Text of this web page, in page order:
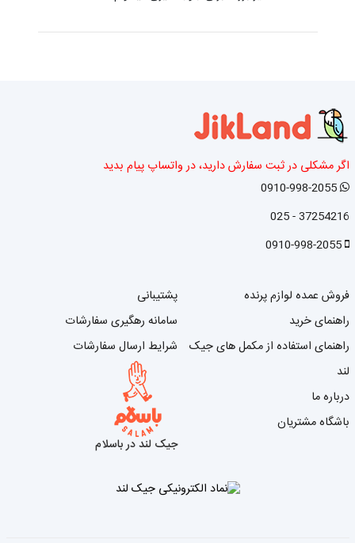
اگر مشکلی در ثبت سفارش دارید، در واتساپ پیام بدید
0910-998-2055
37254216 - 025
0910-998-2055
فروش عمده لوازم پرنده
راهنمای خرید
راهنمای استفاده از مکمل های جیک
لند
درباره ما
باشگاه مشتریان
پشتیبانی
سامانه رهگیری سفارشات
شرایط ارسال سفارشات
جیک لند در باسلام